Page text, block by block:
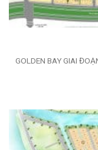
GOLDEN BAY GIAI